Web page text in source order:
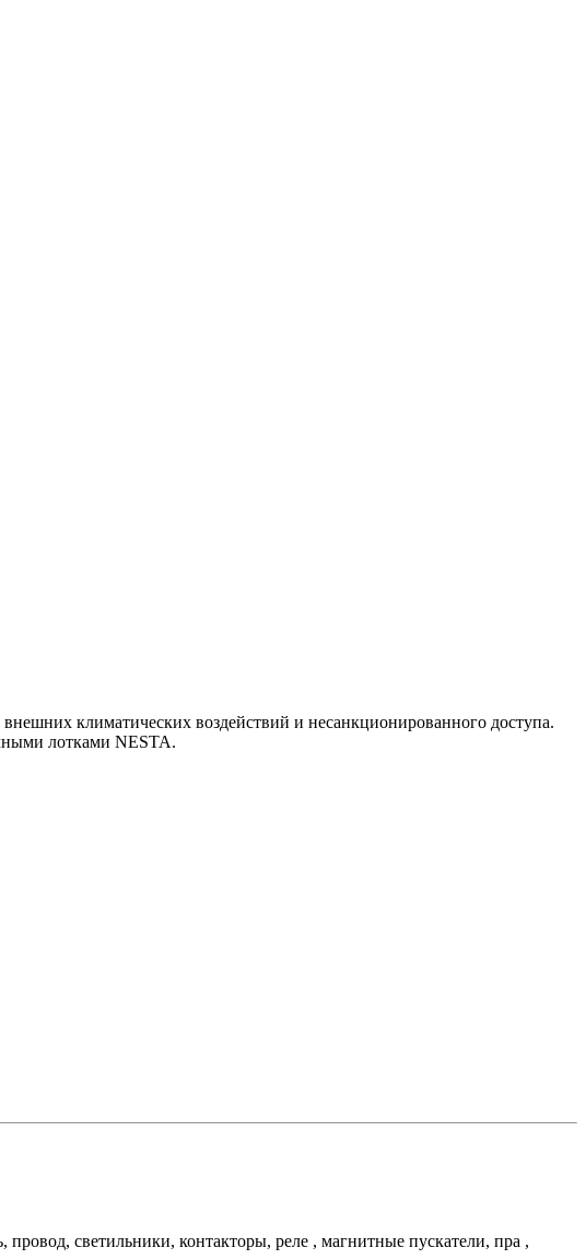
климатических воздействий и несанкционированного доступа.
лотками NESTA.
светильники, контакторы, реле , магнитные пускатели, пра ,